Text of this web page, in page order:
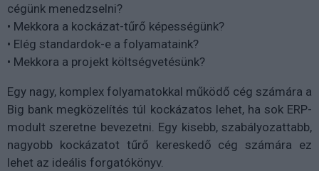
cégünk menedzselni?
• Mekkora a kockázat-tűrő képességünk?
• Elég standardok-e a folyamataink?
• Mekkora a projekt költségvetésünk?
Egy nagy, komplex folyamatokkal működő cég számára a
Big bank megközelítés túl kockázatos lehet, ha sok ERP-
modult szeretne bevezetni. Egy kisebb, szabályozattabb,
nagyobb kockázatot tűrő kereskedő cég számára ez
lehet az ideális forgatókönyv.